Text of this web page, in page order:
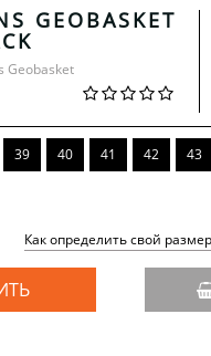
GEOBASKET
Geobasket
39 40 41 42 43
Как определить свой